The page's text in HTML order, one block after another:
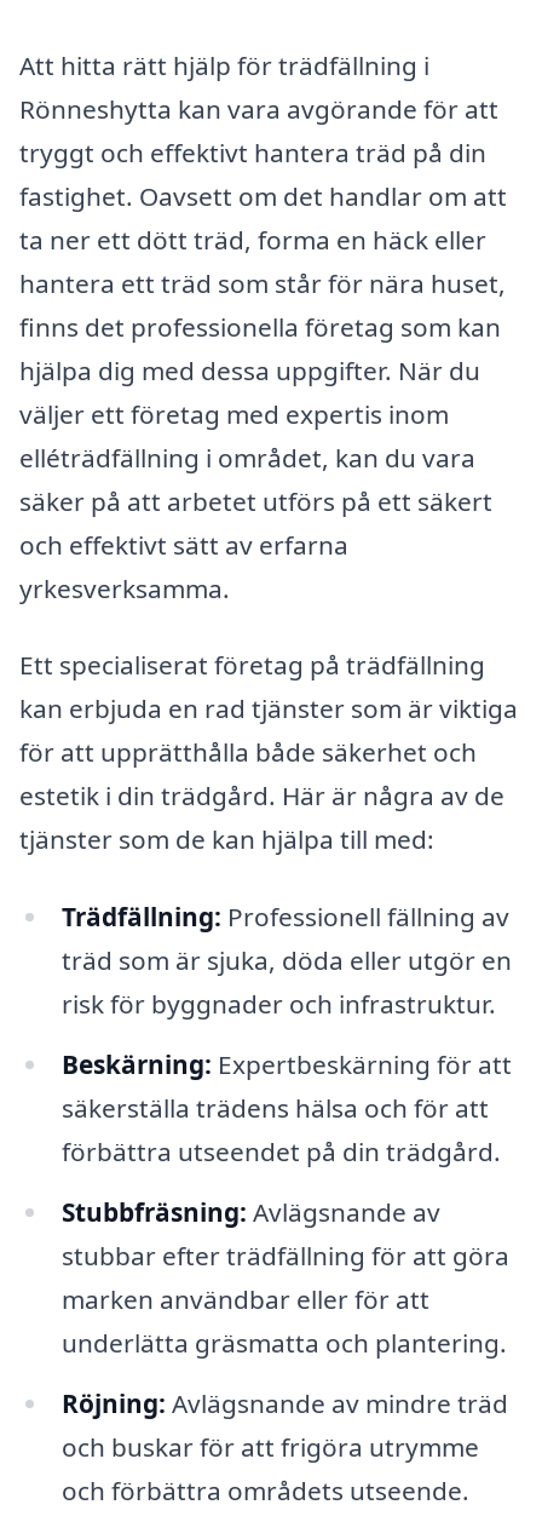
Att hitta rätt hjälp för trädfällning i
Rönneshytta kan vara avgörande för att
tryggt och effektivt hantera träd på din
fastighet. Oavsett om det handlar om att
ta ner ett dött träd, forma en häck eller
hantera ett träd som står för nära huset,
finns det professionella företag som kan
hjälpa dig med dessa uppgifter. När du
väljer ett företag med expertis inom
elléträdfällning i området, kan du vara
säker på att arbetet utförs på ett säkert
och effektivt sätt av erfarna
yrkesverksamma.
Ett specialiserat företag på trädfällning
kan erbjuda en rad tjänster som är viktiga
för att upprätthålla både säkerhet och
estetik i din trädgård. Här är några av de
tjänster som de kan hjälpa till med:
Trädfällning: Professionell fällning av
träd som är sjuka, döda eller utgör en
risk för byggnader och infrastruktur.
Beskärning: Expertbeskärning för att
säkerställa trädens hälsa och för att
förbättra utseendet på din trädgård.
Stubbfräsning: Avlägsnande av
stubbar efter trädfällning för att göra
marken användbar eller för att
underlätta gräsmatta och plantering.
Röjning: Avlägsnande av mindre träd
och buskar för att frigöra utrymme
och förbättra områdets utseende.